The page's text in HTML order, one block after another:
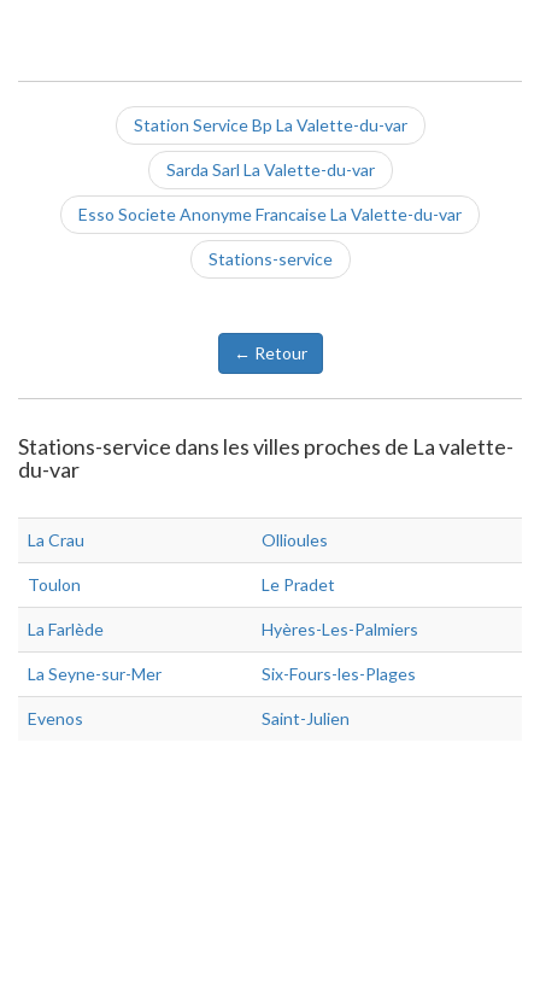
Station Service Bp La Valette-du-var
Sarda Sarl La Valette-du-var
Esso Societe Anonyme Francaise La Valette-du-var
Stations-service
← Retour
Stations-service dans les villes proches de La valette-
du-var
La Crau Ollioules
Toulon Le Pradet
La Farlède Hyères-Les-Palmiers
La Seyne-sur-Mer Six-Fours-les-Plages
Evenos Saint-Julien